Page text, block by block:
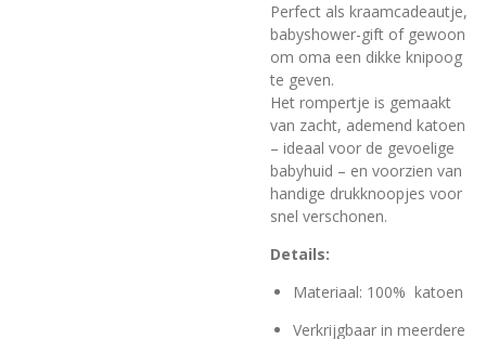
Perfect als kraamcadeautje,
babyshower-gift of gewoon
om oma een dikke knipoog
te geven.
Het rompertje is gemaakt
van zacht, ademend katoen
– ideaal voor de gevoelige
babyhuid – en voorzien van
handige drukknoopjes voor
snel verschonen.
Details:
Materiaal: 100% katoen
Verkrijgbaar in meerdere